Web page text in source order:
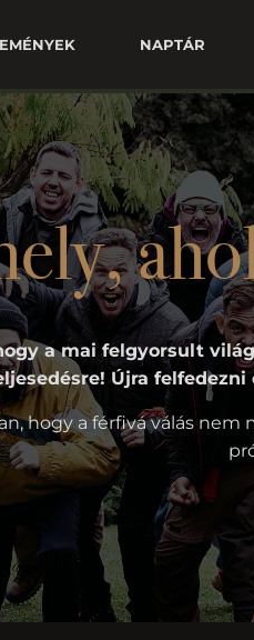
NAPTÁR
a mai felgyorsult
Újra
hogy a férfivá válás